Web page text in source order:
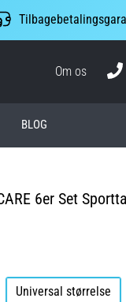
Om os
BLOG
6er Set
Universal størrelse